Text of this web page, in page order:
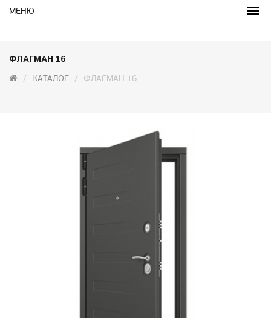
МЕНЮ
ФЛАГМАН 16
КАТАЛОГ ФЛАГМАН 16